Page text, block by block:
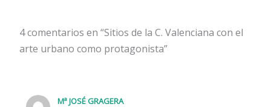
4 comentarios en “Sitios de la C. Valenciana con el
arte urbano como protagonista”
Mª JOSÉ GRAGERA